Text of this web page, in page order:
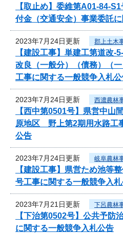
【取止め】委維第A01-84-
付金（交通安全）事業委託
2023年7月24日更新 郡上土木
【建設工事】単建工第道改
改良（一般分）（債務）（
工事に関する一般競争入札
2023年7月24日更新 西濃農林
【西中第0501号】県営中
原地区 野上第2期用水路工
公告
2023年7月24日更新 岐阜農林
【建設工事】県営ため池
号工事に関する一般競争入
2023年7月21日更新 下呂農林
【下治第0502号】公共予
に関する一般競争入札公告